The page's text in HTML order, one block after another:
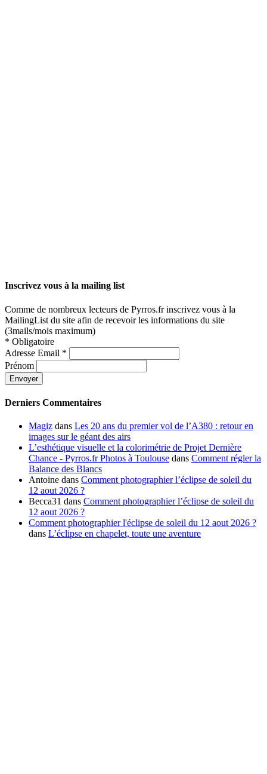
Inscrivez vous à la mailing list
Comme de nombreux lecteurs de Pyrros.fr inscrivez vous à la
MailingList du site afin de recevoir les informations du site
(3mails/mois maximum)
* Obligatoire
Adresse Email *
Prénom
Derniers Commentaires
Magiz dans Les 20 ans du premier vol de l’A380 : retour en
images sur le géant des airs
L’esthétique visuelle et la colorimétrie de Projet Dernière
Chance - Pyrros.fr Photos à Toulouse dans Comment régler la
Balance des Blancs
Antoine dans Comment photographier l’éclipse de soleil du
12 aout 2026 ?
Becca31 dans Comment photographier l’éclipse de soleil du
12 aout 2026 ?
Comment photographier l'éclipse de soleil du 12 aout 2026 ?
dans L’éclipse en chapelet, toute une aventure